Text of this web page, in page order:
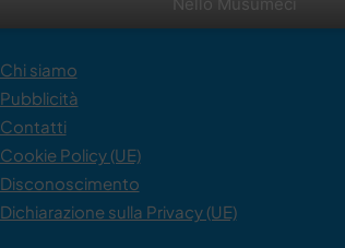
Nello Musumeci
Chi siamo
Pubblicità
Contatti
Cookie Policy (UE)
Disconoscimento
Dichiarazione sulla Privacy (UE)